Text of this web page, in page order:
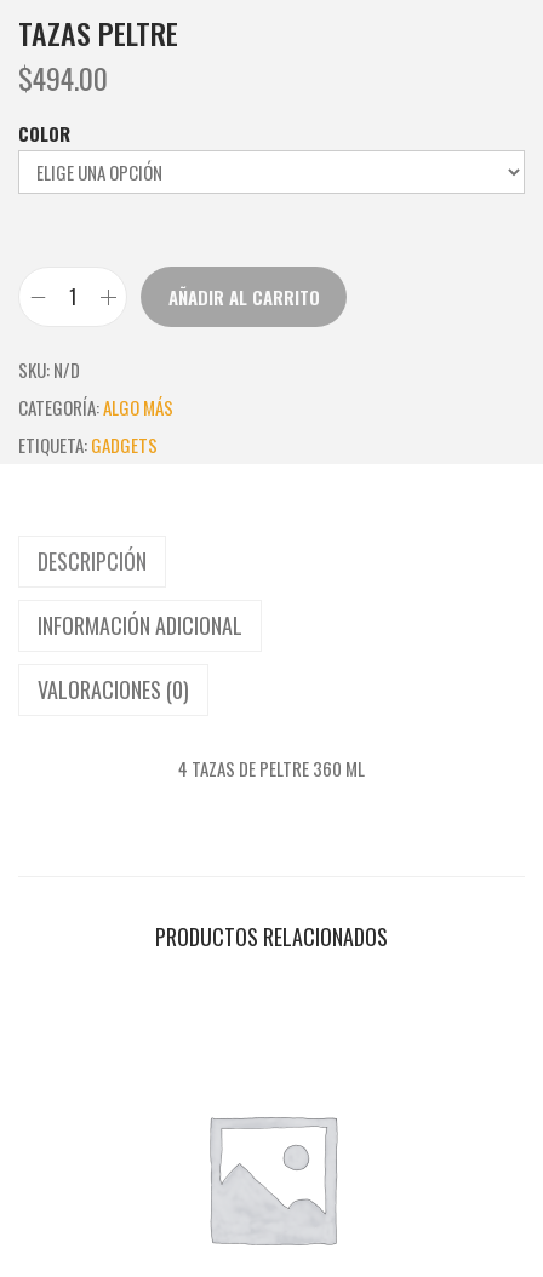
TAZAS PELTRE
$494.00
COLOR
T
L
T
E
AÑADIR AL CARRITO
SKU:N/D
CATEGORÍA:ALGO MÁS
ETIQUETA:GADGETS
DESCRIPCIÓN
INFORMACIÓN ADICIONAL
VALORACIONES (0)
4 TAZAS DE PELTRE 360 ML
PRODUCTOS RELACIONADOS